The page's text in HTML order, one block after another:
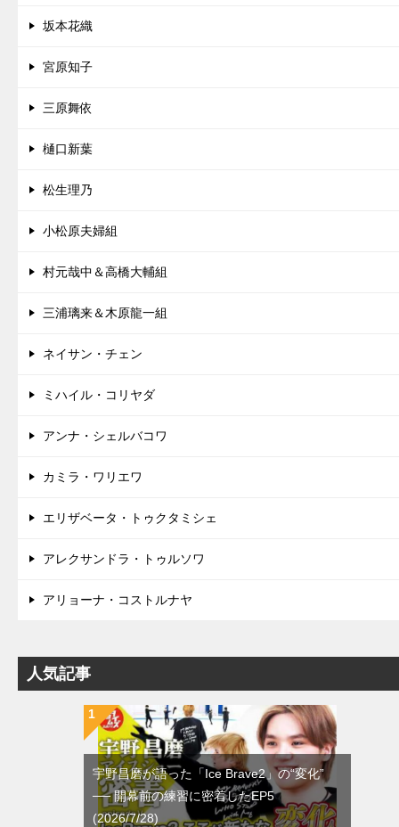
坂本花織
宮原知子
三原舞依
樋口新葉
松生理乃
小松原夫婦組
村元哉中＆高橋大輔組
三浦璃来＆木原龍一組
ネイサン・チェン
ミハイル・コリヤダ
アンナ・シェルバコワ
カミラ・ワリエワ
エリザベータ・トゥクタミシェ
アレクサンドラ・トゥルソワ
アリョーナ・コストルナヤ
人気記事
宇野昌磨が語った「Ice Brave2」の“変化”
── 開幕前の練習に密着したEP5
(2026/7/28)